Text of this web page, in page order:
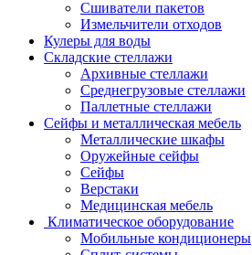
Сшиватели пакетов
Измельчители отходов
Кулеры для воды
Складские стеллажи
Архивные стеллажи
Среднегрузовые стеллажи
Паллетные стеллажи
Сейфы и металлическая мебель
Металлические шкафы
Оружейные сейфы
Сейфы
Верстаки
Медицинская мебель
Климатическое оборудование
Мобильные кондиционеры